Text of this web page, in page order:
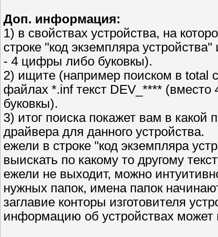
Доп. информация:
1) в свойствах устройства, на
строке "код экземпляра
- 4 цифры либо буковкы).
2) ищите (например поиском в total
файлах *.inf текст DEV_****
буковкы).
3) итог поиска покажет вам в какой
драйвера для данного устройства.
ежели в строке "код экземпляра
выискать по какому то другому
ежели не выходит, можно
нужных папок, имена папок
заглавие конторы изготовителя
информацию об устройствах может